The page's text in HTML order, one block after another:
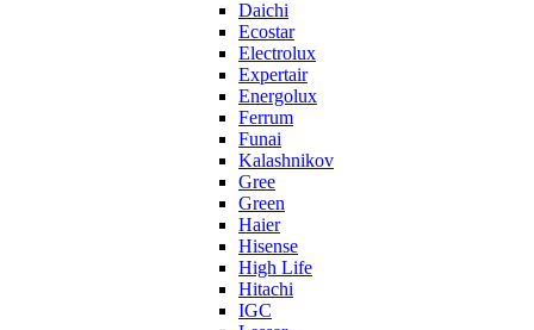
Daichi
Ecostar
Electrolux
Expertair
Energolux
Ferrum
Funai
Kalashnikov
Gree
Grеen
Haier
Hisense
High Life
Hitachi
IGC